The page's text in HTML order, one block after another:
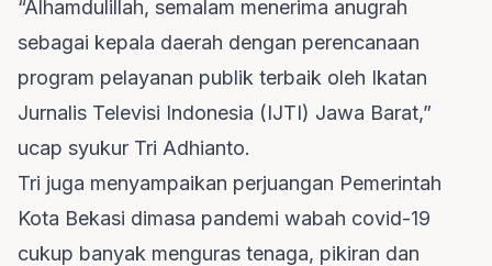
“Alhamdulillah, semalam menerima anugrah
sebagai kepala daerah dengan perencanaan
program pelayanan publik terbaik oleh Ikatan
Jurnalis Televisi Indonesia (IJTI) Jawa Barat,”
ucap syukur Tri Adhianto.
Tri juga menyampaikan perjuangan Pemerintah
Kota Bekasi dimasa pandemi wabah covid-19
cukup banyak menguras tenaga, pikiran dan